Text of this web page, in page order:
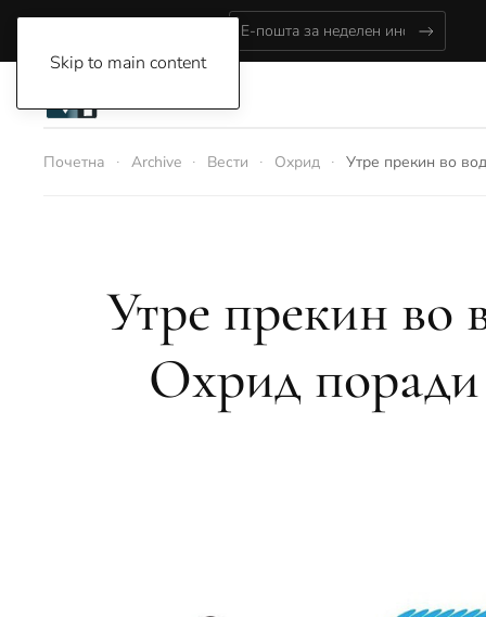
Skip to main content
Почетна Archive Вести Охрид Утре прекин во
Утре прекин во
Охрид поради